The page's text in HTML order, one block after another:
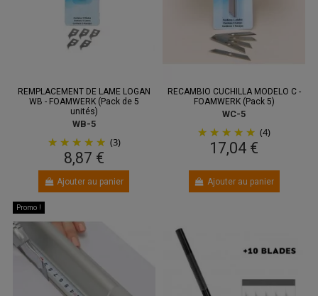
REMPLACEMENT DE LAME LOGAN
WB - FOAMWERK (Pack de 5
unités)
WB-5
(3)
8,87 €
Ajouter au panier
RECAMBIO CUCHILLA MODELO C -
FOAMWERK (Pack 5)
WC-5
(4)
17,04 €
Ajouter au panier
Promo !